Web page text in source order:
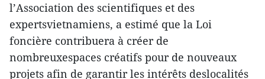
l’Association des scientifiques et des
expertsvietnamiens, a estimé que la Loi
foncière contribuera à créer de
nombreuxespaces créatifs pour de nouveaux
projets afin de garantir les intérêts deslocalités